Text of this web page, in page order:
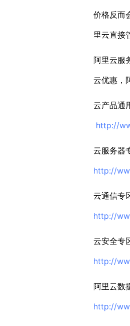
价格反而
里云直接
阿里云服
云优惠，
云产品通
http://
云服务器
http://
云通信专
http://
云安全专
http://
阿里云数
http://